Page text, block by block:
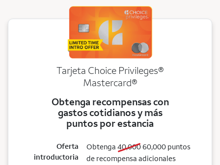
Tarjeta Choice Privileges®
Mastercard®
Obtenga recompensas con
gastos cotidianos y más
puntos por estancia
Oferta
introductoria
Obtenga40,000old bonus
60,000new bonus
puntos
de recompensa adicionales